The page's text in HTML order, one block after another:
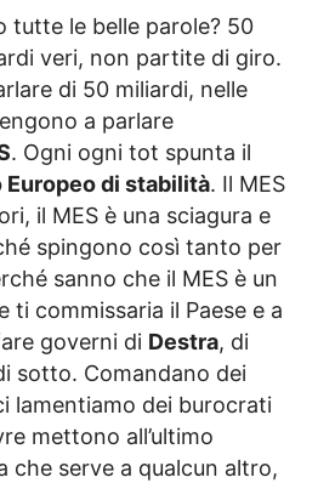
tutte le belle parole? 50
veri, non partite di giro.
di 50 miliardi, nelle
a parlare
. Ogni ogni tot spunta il
Europeo di stabilità. Il MES
il MES è una sciagura e
spingono così tanto per
sanno che il MES è un
ti commissaria il Paese e a
governi di Destra, di
sotto. Comandano dei
lamentiamo dei burocrati
mettono all’ultimo
che serve a qualcun altro,